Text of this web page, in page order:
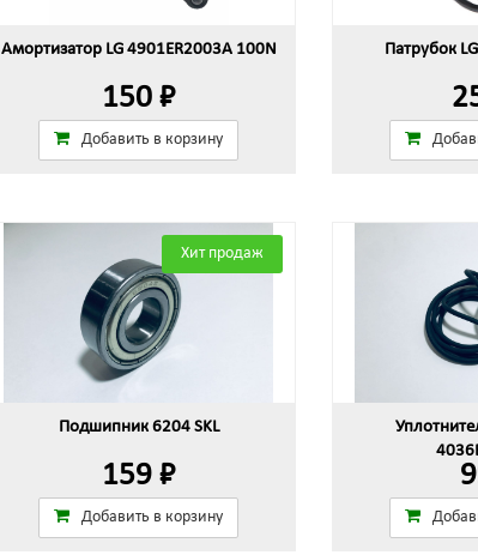
Амортизатор LG 4901ER2003A 100N
150 ₽
Добавить в корзину
Патрубок
Хит продаж
Подшипник 6204 SKL
159 ₽
Добавить в корзину